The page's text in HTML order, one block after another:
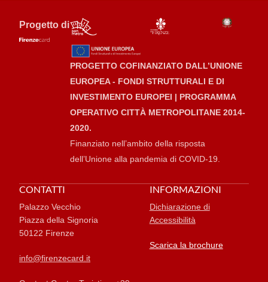
Progetto di
PROGETTO COFINANZIATO DALL’UNIONE
EUROPEA - FONDI STRUTTURALI E DI
INVESTIMENTO EUROPEI | PROGRAMMA
OPERATIVO CITTÀ METROPOLITANE 2014-
2020.
Finanziato nell’ambito della risposta
dell’Unione alla pandemia di COVID-19.
CONTATTI
Palazzo Vecchio
Piazza della Signoria
50122 Firenze
info@firenzecard.it
INFORMAZIONI
Dichiarazione di
Accessibilità
Scarica la brochure